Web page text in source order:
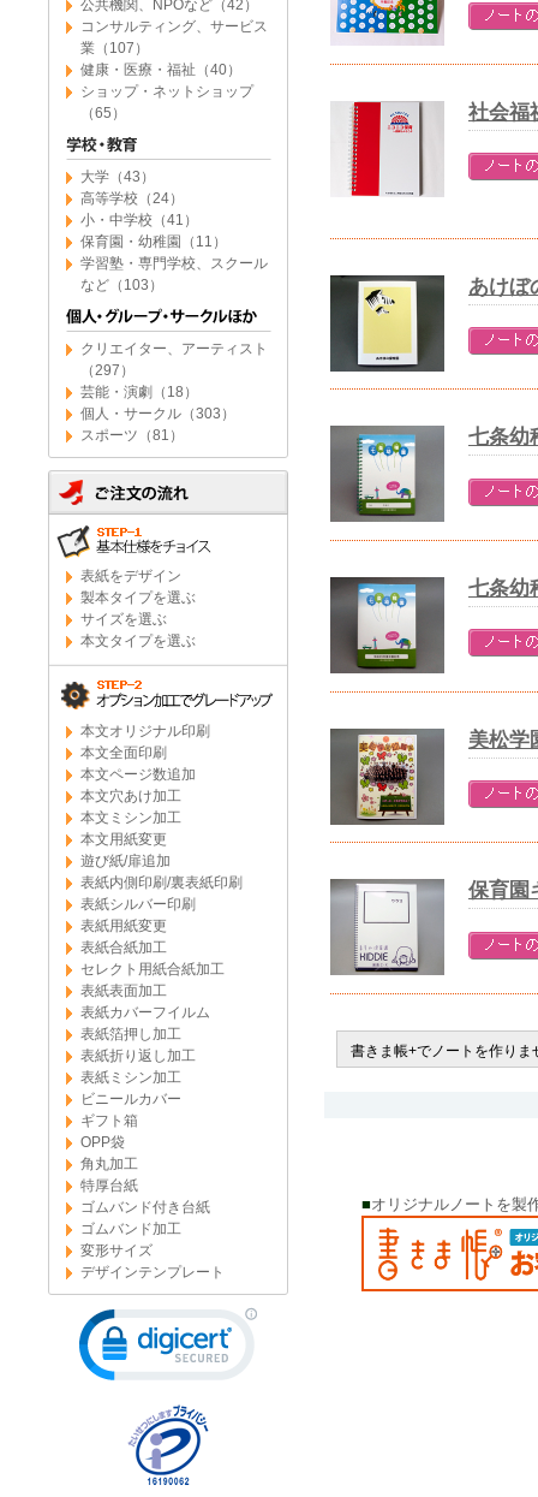
公共機関、NPOなど（42）
コンサルティング、サービス
業（107）
健康・医療・福祉（40）
ショップ・ネットショップ
（65）
大学（43）
高等学校（24）
小・中学校（41）
保育園・幼稚園（11）
学習塾・専門学校、スクール
など（103）
クリエイター、アーティスト
（297）
芸能・演劇（18）
個人・サークル（303）
スポーツ（81）
表紙をデザイン
製本タイプを選ぶ
サイズを選ぶ
本文タイプを選ぶ
本文オリジナル印刷
本文全面印刷
本文ページ数追加
本文穴あけ加工
本文ミシン加工
本文用紙変更
遊び紙/扉追加
表紙内側印刷/裏表紙印刷
表紙シルバー印刷
表紙用紙変更
表紙合紙加工
セレクト用紙合紙加工
表紙表面加工
表紙カバーフイルム
表紙箔押し加工
表紙折り返し加工
表紙ミシン加工
ビニールカバー
ギフト箱
OPP袋
角丸加工
特厚台紙
ゴムバンド付き台紙
ゴムバンド加工
変形サイズ
デザインテンプレート
社会福
あけ
七条
七条
美松
保育
書きま帳+でノートを作りま
■オリジナルノートを製